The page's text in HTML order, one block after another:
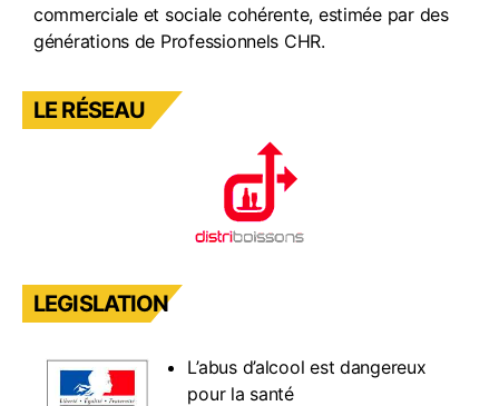
commerciale et sociale cohérente, estimée par des
générations de Professionnels CHR.
LE RÉSEAU
LEGISLATION
L’abus d’alcool est dangereux
pour la santé